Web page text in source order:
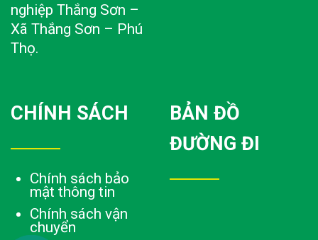
nghiệp Thắng Sơn –
Xã Thắng Sơn – Phú
Thọ.
CHÍNH SÁCH
Chính sách bảo
mật thông tin
Chính sách vận
chuyển
BẢN ĐỒ
ĐƯỜNG ĐI